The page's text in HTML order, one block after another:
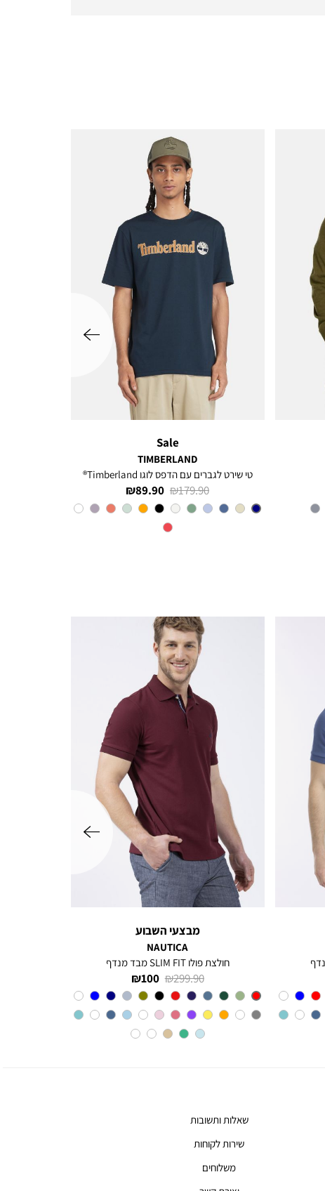
Sale
TIMBERLAND
טי שירט לגברים עם הדפס לוגו Timberland®
מחיר
מוצר
89.90 ₪
מחיר
רגיל
179.90 ₪
צבע
Navy
שמאלה
מבצעי השבוע
NAUTICA
חולצת פולו SLIM FIT מבד מנדף
מחיר
מוצר
100 ₪
מחיר
רגיל
299.90 ₪
צבע
Red
שמאלה
שאלות ותשובות
שירות לקוחות
משלוחים